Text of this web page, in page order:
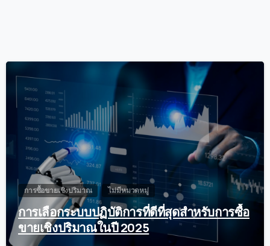
การซื้อขายเชิงปริมาณ ไม่มีหมวดหมู่
การเลือกระบบปฏิบัติการที่ดีที่สุดสำหรับการซื้อ
ขายเชิงปริมาณในปี 2025